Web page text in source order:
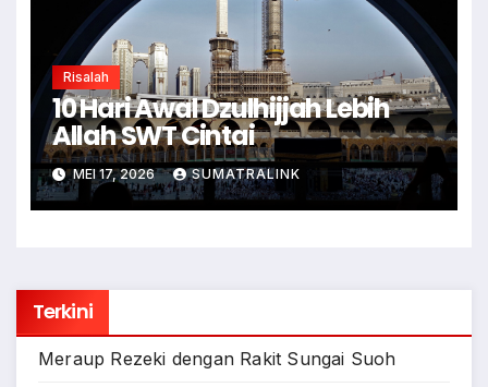
Risalah
10 Hari Awal Dzulhijjah Lebih
Allah SWT Cintai
MEI 17, 2026 SUMATRALINK
Terkini
Meraup Rezeki dengan Rakit Sungai Suoh